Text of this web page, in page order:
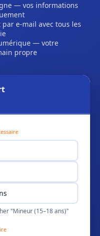
— vos informations
e-mail avec tous les
— votre
propre
"Mineur (15–18 ans)"